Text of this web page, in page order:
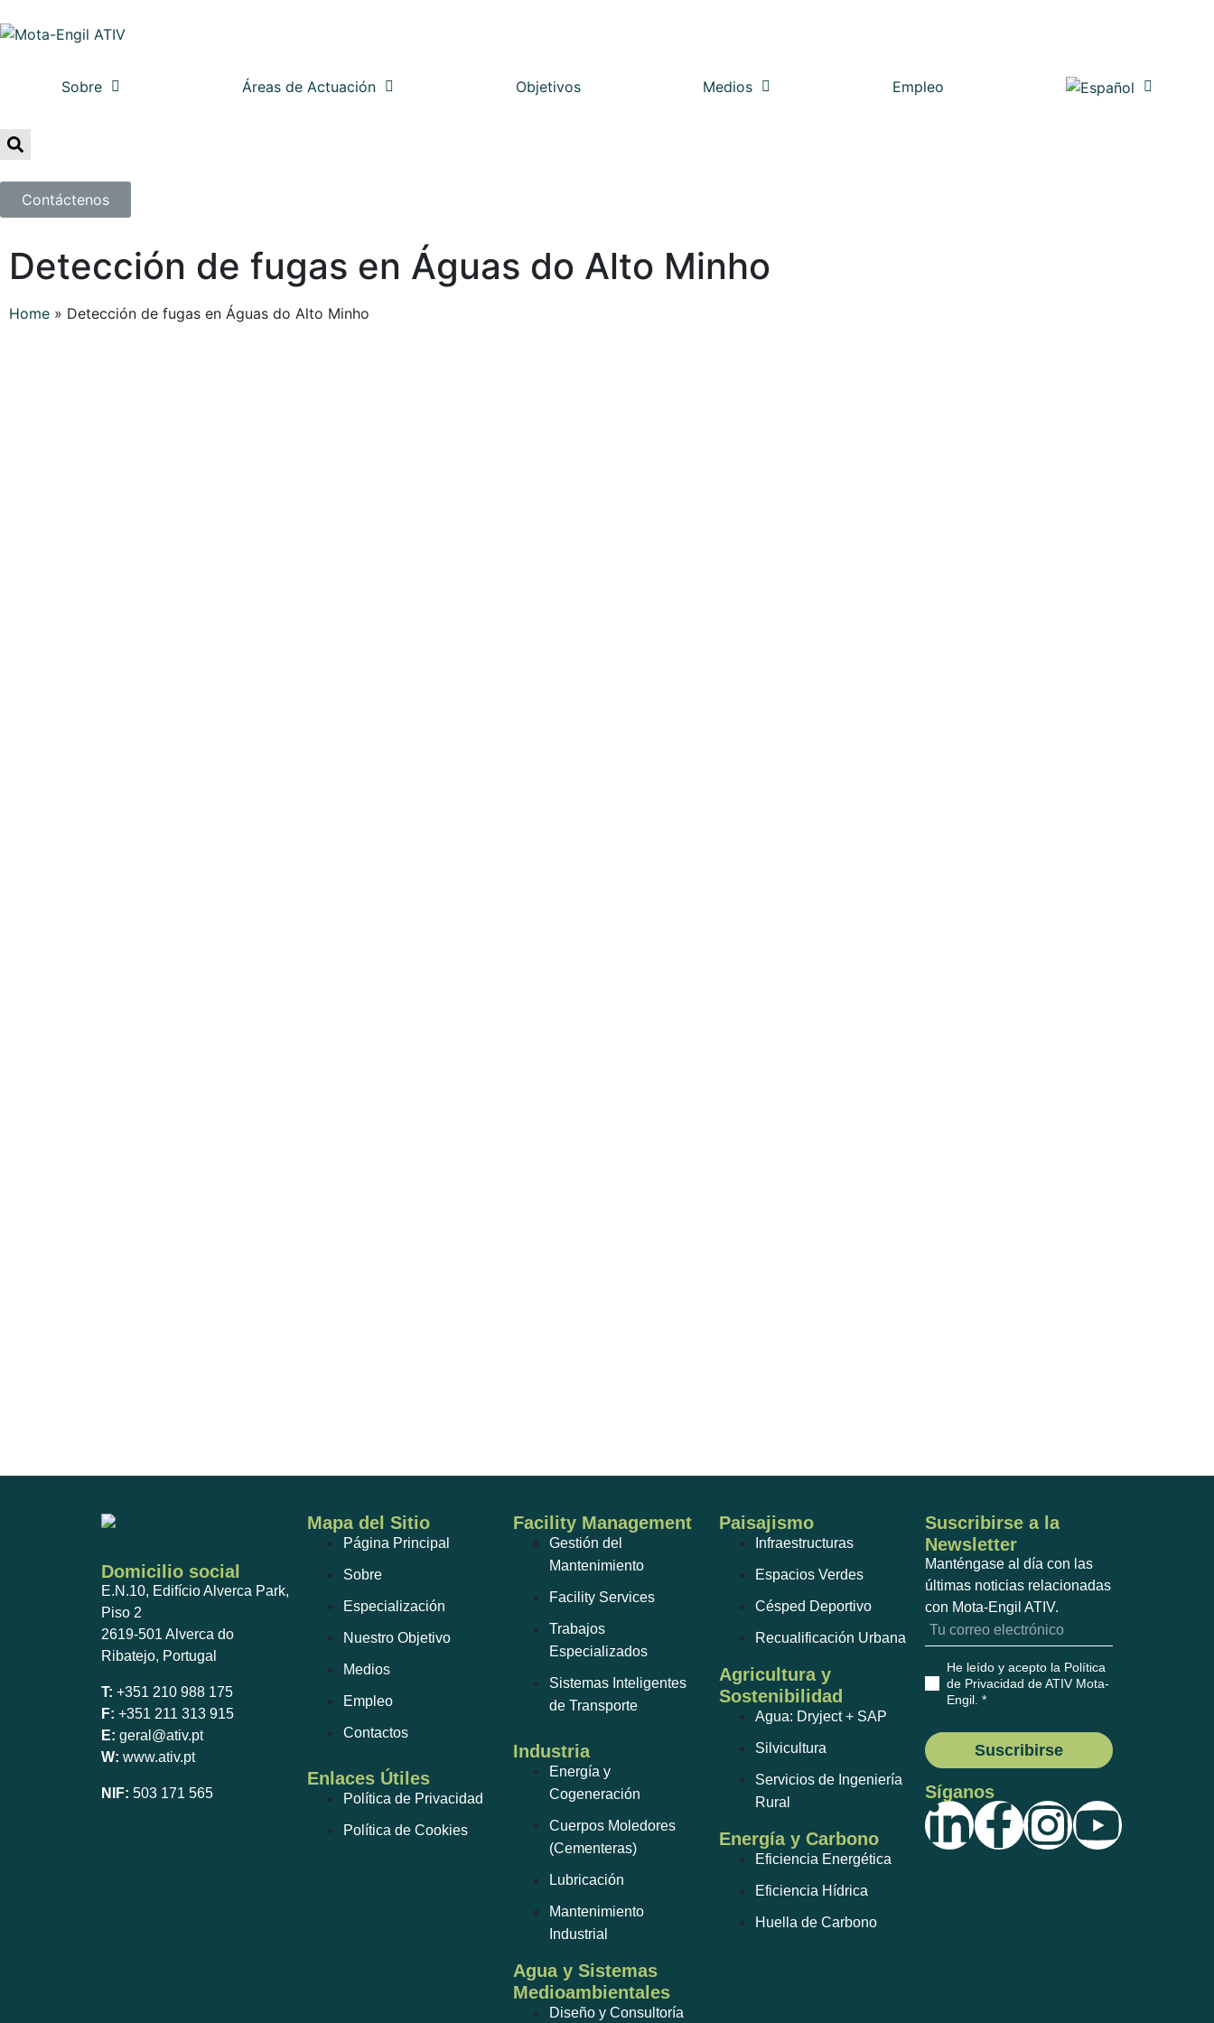
Sobre Áreas de Actuación Objetivos Medios Empleo
Contáctenos
Detección de fugas en Águas do Alto Minho
Home » Detección de fugas en Águas do Alto Minho
Domicilio social
E.N.10, Edifício Alverca Park,
Piso 2
2619-501 Alverca do
Ribatejo, Portugal
T: +351 210 988 175
F: +351 211 313 915
E: geral@ativ.pt
W: www.ativ.pt
NIF: 503 171 565
Mapa del Sitio
Página Principal
Sobre
Especialización
Nuestro Objetivo
Medios
Empleo
Contactos
Enlaces Útiles
Política de Privacidad
Política de Cookies
Facility Management
Gestión del
Mantenimiento
Facility Services
Trabajos
Especializados
Sistemas Inteligentes
de Transporte
Industria
Energía y
Cogeneración
Cuerpos Moledores
(Cementeras)
Lubricación
Mantenimiento
Industrial
Agua y Sistemas
Medioambientales
Diseño y Consultoría
Paisajismo
Infraestructuras
Espacios Verdes
Césped Deportivo
Recualificación Urbana
Agricultura y
Sostenibilidad
Agua: Dryject + SAP
Silvicultura
Servicios de Ingeniería
Rural
Energía y Carbono
Eficiencia Energética
Eficiencia Hídrica
Huella de Carbono
Suscribirse a la
Newsletter
Manténgase al día con las
últimas noticias relacionadas
con Mota-Engil ATIV.
He leído y acepto la Política
de Privacidad de ATIV Mota-
Engil. *
Suscribirse
Síganos